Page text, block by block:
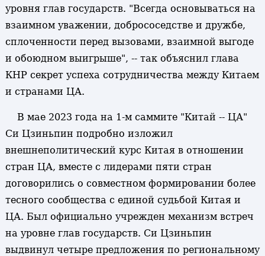
уровня глав государств. "Всегда основываться на
взаимном уважении, добрососедстве и дружбе,
сплоченности перед вызовами, взаимной выгоде
и обоюдном выигрыше", -- так объяснил глава
КНР секрет успеха сотрудничества между Китаем
и странами ЦА.
В мае 2023 года на 1-м саммите "Китай -- ЦА"
Си Цзиньпин подробно изложил
внешнеполитический курс Китая в отношении
стран ЦА, вместе с лидерами пяти стран
договорились о совместном формировании более
тесного сообщества с единой судьбой Китая и
ЦА. Был официально учрежден механизм встреч
на уровне глав государств. Си Цзиньпин
выдвинул четыре предложения по региональному